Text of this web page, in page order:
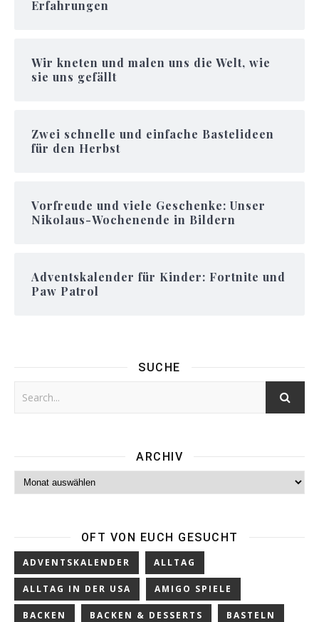
Erfahrungen
Wir kneten und malen uns die Welt, wie
sie uns gefällt
Zwei schnelle und einfache Bastelideen
für den Herbst
Vorfreude und viele Geschenke: Unser
Nikolaus-Wochenende in Bildern
Adventskalender für Kinder: Fortnite und
Paw Patrol
SUCHE
ARCHIV
Archiv
OFT VON EUCH GESUCHT
ADVENTSKALENDER ALLTAG
ALLTAG IN DER USA AMIGO SPIELE
BACKEN BACKEN & DESSERTS BASTELN